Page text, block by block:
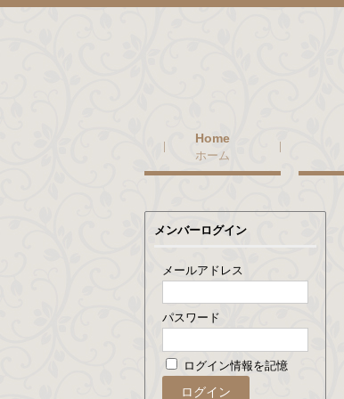
ホーム
メンバーログイン
メールアドレス
パスワード
ログイン情報を記憶